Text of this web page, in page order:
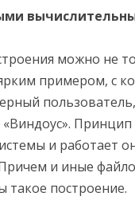
можно не
примером, с
пользователь,
и работает
Причем и иные
такое построение.